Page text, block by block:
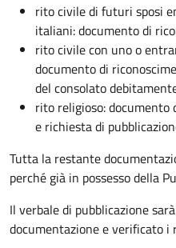
rito civile di futuri sposi
italiani: documento di
rito civile con uno o
documento di
del consolato
rito religioso: documento
e richiesta di
Tutta la restante
perché già in possesso della
Il verbale di pubblicazione
documentazione e verificato